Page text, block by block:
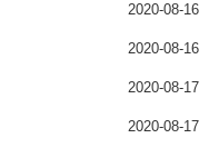
2020-08-16
2020-08-16
2020-08-17
2020-08-17